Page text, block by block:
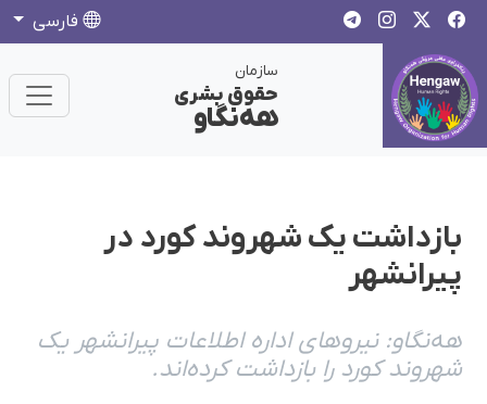
فارسی
سازمان
حقوق بشری
هەنگاو
بازداشت یک شهروند کورد در
پیرانشهر
هەنگاو: نیروهای ادارە اطلاعات پیرانشهر یک
شهروند کورد را بازداشت کردەاند.